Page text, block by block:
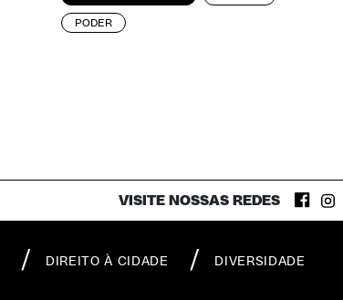
PODER
VISITE NOSSAS REDES
DIREITO À CIDADE DIVERSIDADE